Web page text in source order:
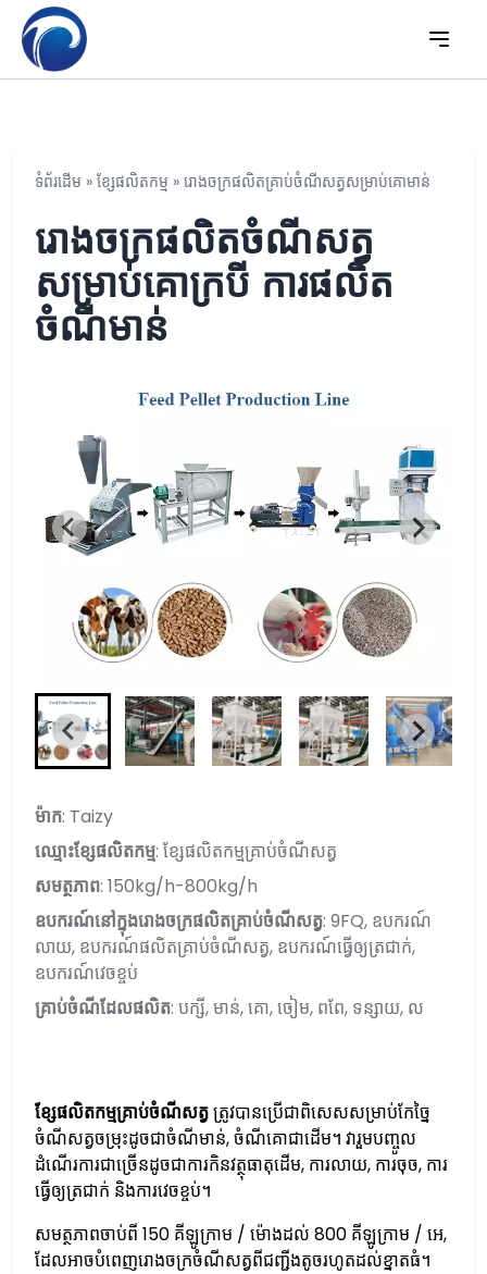
ទំព័រដើម » ខ្សែ​ផលិតកម្ម » រោងចក្រផលិតគ្រាប់ចំណីសត្វសម្រាប់គោមាន់
រោងចក្រផលិតចំណីសត្វ
សម្រាប់គោក្របី ការផលិត
ចំណីមាន់
ម៉ាក: Taizy
ឈ្មោះខ្សែ​ផលិតកម្ម: ខ្សែ​ផលិតកម្ម​គ្រាប់​ចំណី​សត្វ
សមត្ថភាព: 150kg/h-800kg/h
ឧបករណ៍នៅក្នុងរោងចក្រផលិតគ្រាប់ចំណីសត្វ: 9FQ, ឧបករណ៍
លាយ, ឧបករណ៍​ផលិត​គ្រាប់​ចំណី​សត្វ, ឧបករណ៍​ធ្វើ​ឲ្យ​ត្រជាក់,
ឧបករណ៍​វេច​ខ្ចប់
គ្រាប់ចំណី​ដែល​ផលិត: បក្សី, មាន់, គោ, ចៀម, ពពែ, ទន្សាយ, ល
ខ្សែ​ផលិតកម្ម​គ្រាប់​ចំណី​សត្វត្រូវ​បាន​ប្រើ​ជា​ពិសេស​សម្រាប់​កែច្នៃ​
ចំណី​សត្វ​ចម្រុះ​ដូចជា​ចំណី​មាន់, ចំណី​គោ​ជាដើម។ វា​រួម​បញ្ចូល​
ដំណើរការ​ជាច្រើន​ដូចជា​ការ​កិន​វត្ថុធាតុដើម, ការ​លាយ, ការ​ចុច, ការ​
ធ្វើ​ឲ្យ​ត្រជាក់ និង​ការ​វេច​ខ្ចប់។
សមត្ថភាពចាប់ពី 150 គីឡូក្រាម / ម៉ោងដល់ 800 គីឡូក្រាម / អេ,
ដែលអាចបំពេញរោងចក្រចំណីសត្វពីជញ្ជីងតូចរហូតដល់ខ្នាតធំ។